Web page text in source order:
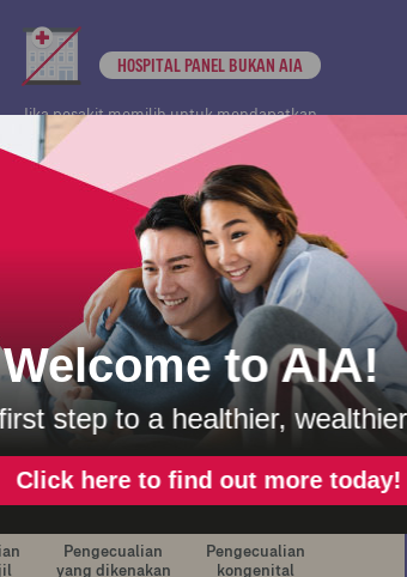
HOSPITAL PANEL BUKAN AIA
Jika pesakit memilih untuk mendapatkan
perkhidmatan perubatan di hospital panel bukan
AIA, mereka perlu
membayar perbelanjaan
terdahulu kemudian menuntut bayaran balik
bayaran tersebut.
Jaminan tidak akan dikeluarkan atas
berikut:
Pengecualian
yang dikenakan
Pengecualian
kongenital